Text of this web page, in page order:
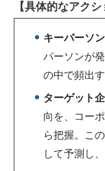
【具体的なアクシ
キーパーソ
パーソンが
の中で頻出
ターゲット
向を、コー
ら把握。こ
して予測し